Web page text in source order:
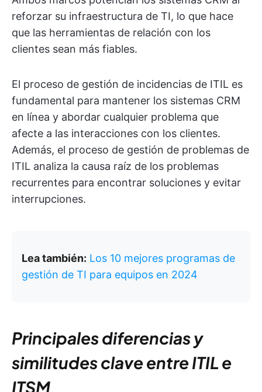
reforzar su infraestructura de TI, lo que hace
que las herramientas de relación con los
clientes sean más fiables.
El proceso de gestión de incidencias de ITIL es
fundamental para mantener los sistemas CRM
en línea y abordar cualquier problema que
afecte a las interacciones con los clientes.
Además, el proceso de gestión de problemas de
ITIL analiza la causa raíz de los problemas
recurrentes para encontrar soluciones y evitar
interrupciones.
Lea también: Los 10 mejores programas de
gestión de TI para equipos en 2024
Principales diferencias y
similitudes clave entre ITIL e
ITSM